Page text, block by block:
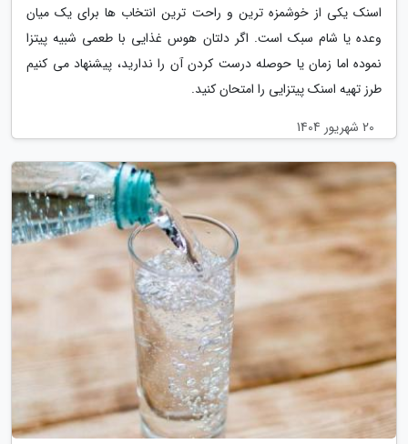
اسنک یکی از خوشمزه ترین و راحت ترین انتخاب ها برای یک میان
وعده یا شام سبک است. اگر دلتان هوس غذایی با طعمی شبیه پیتزا
نموده اما زمان یا حوصله درست کردن آن را ندارید، پیشنهاد می کنیم
طرز تهیه اسنک پیتزایی را امتحان کنید.
20 شهریور 1404